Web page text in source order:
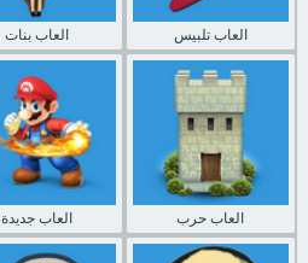
العاب بنات العاب تلبيس
العاب جديدة العاب حرب